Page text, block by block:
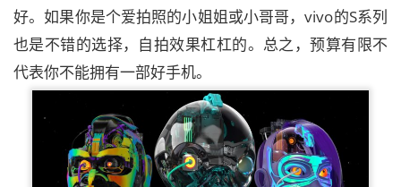
好。如果你是个爱拍照的小姐姐或小哥哥，vivo的S系列
也是不错的选择，自拍效果杠杠的。总之，预算有限不
代表你不能拥有一部好手机。